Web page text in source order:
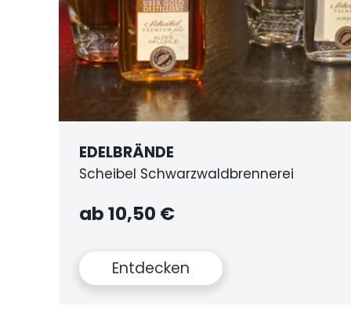
GESCHENKSET
inkl. Mummelseepostkarte
8,90 €
Entdecken